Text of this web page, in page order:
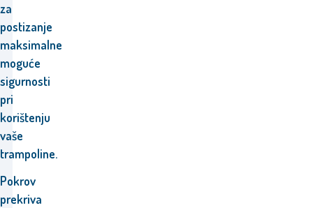
za
postizanje
maksimalne
moguće
sigurnosti
pri
korištenju
vaše
trampoline.
Pokrov
prekriva